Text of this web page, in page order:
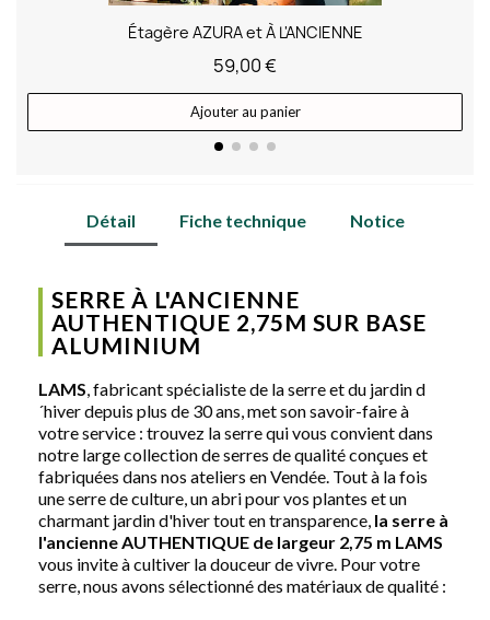
Étagère AZURA et À L'ANCIENNE
59,00 €
Ajouter au panier
Détail Fiche technique Notice
SERRE À L'ANCIENNE
AUTHENTIQUE 2,75M SUR BASE
ALUMINIUM
LAMS , fabricant spécialiste de la serre et du jardin d
´hiver depuis plus de 30 ans, met son savoir-faire à
votre service : trouvez la serre qui vous convient dans
notre large collection de serres de qualité conçues et
fabriquées dans nos ateliers en Vendée. Tout à la fois
une serre de culture, un abri pour vos plantes et un
charmant jardin d'hiver tout en transparence, la serre à
l'ancienne AUTHENTIQUE de largeur 2,75 m LAMS
vous invite à cultiver la douceur de vivre. Pour votre
serre, nous avons sélectionné des matériaux de qualité :